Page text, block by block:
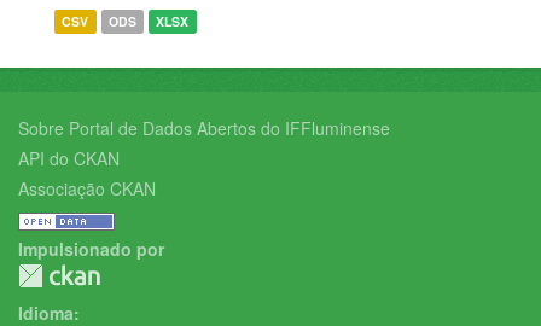
CSV ODS XLSX
Sobre Portal de Dados Abertos do IFFluminense
API do CKAN
Associação CKAN
Impulsionado por
Idioma